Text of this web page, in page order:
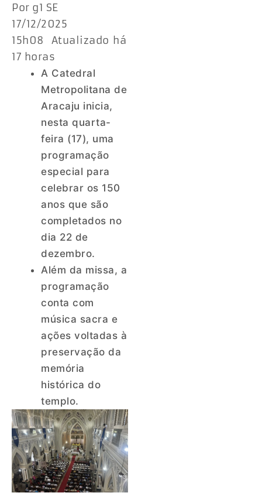
Por g1 SE
17/12/2025
15h08 Atualizado há
17 horas
A Catedral
Metropolitana de
Aracaju inicia,
nesta quarta-
feira (17), uma
programação
especial para
celebrar os 150
anos que são
completados no
dia 22 de
dezembro.
Além da missa, a
programação
conta com
música sacra e
ações voltadas à
preservação da
memória
histórica do
templo.